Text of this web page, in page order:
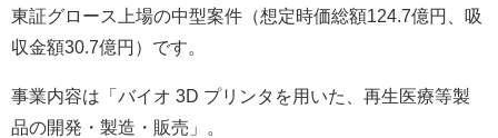
東証グロース上場の中型案件（想定時価総額124.7億円、吸
収金額30.7億円）です。
事業内容は「バイオ 3D プリンタを用いた、再生医療等製
品の開発・製造・販売」。